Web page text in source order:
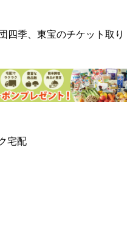
四季、東宝のチケット取り
宅配